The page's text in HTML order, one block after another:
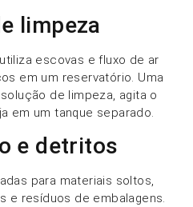
limpeza
escovas e fluxo de ar
em um reservatório. Uma
de limpeza, agita o
em um tanque separado.
e detritos
para materiais soltos,
e resíduos de embalagens.